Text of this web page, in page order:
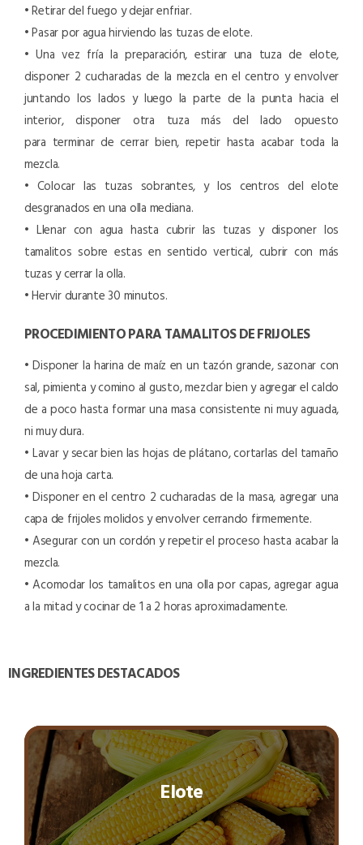
• Retirar del fuego y dejar enfriar.
• Pasar por agua hirviendo las tuzas de elote.
• Una vez fría la preparación, estirar una tuza de elote,
disponer 2 cucharadas de la mezcla en el centro y envolver
juntando los lados y luego la parte de la punta hacia el
interior, disponer otra tuza más del lado opuesto
para terminar de cerrar bien, repetir hasta acabar toda la
mezcla.
• Colocar las tuzas sobrantes, y los centros del elote
desgranados en una olla mediana.
• Llenar con agua hasta cubrir las tuzas y disponer los
tamalitos sobre estas en sentido vertical, cubrir con más
tuzas y cerrar la olla.
• Hervir durante 30 minutos.
PROCEDIMIENTO PARA TAMALITOS DE FRIJOLES
• Disponer la harina de maíz en un tazón grande, sazonar con
sal, pimienta y comino al gusto, mezclar bien y agregar el caldo
de a poco hasta formar una masa consistente ni muy aguada,
ni muy dura.
• Lavar y secar bien las hojas de plátano, cortarlas del tamaño
de una hoja carta.
• Disponer en el centro 2 cucharadas de la masa, agregar una
capa de frijoles molidos y envolver cerrando firmemente.
• Asegurar con un cordón y repetir el proceso hasta acabar la
mezcla.
• Acomodar los tamalitos en una olla por capas, agregar agua
a la mitad y cocinar de 1 a 2 horas aproximadamente.
INGREDIENTES DESTACADOS
Elote